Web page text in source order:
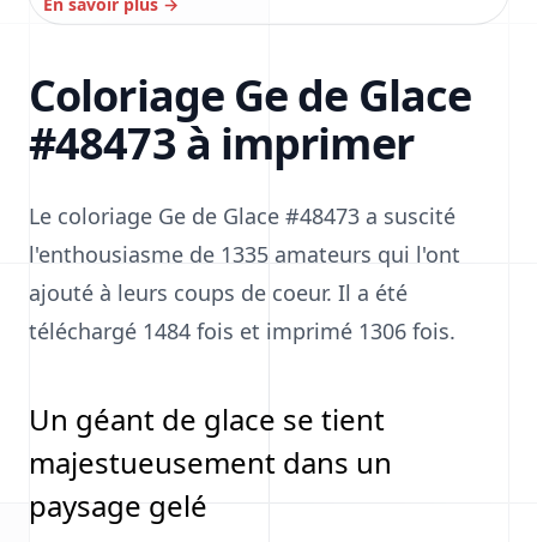
Coloriage Ge de Glace
#48473 à imprimer
Le coloriage Ge de Glace #48473 a suscité
l'enthousiasme de 1335 amateurs qui l'ont
ajouté à leurs coups de coeur. Il a été
téléchargé 1484 fois et imprimé 1306 fois.
Un géant de glace se tient
majestueusement dans un
paysage gelé